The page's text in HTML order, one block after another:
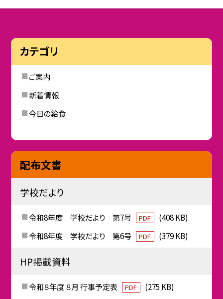
カテゴリ
ご案内
新着情報
今日の給食
配布文書
学校だより
令和8年度 学校だより 第7号 PDF
(408 KB)
令和8年度 学校だより 第6号
PDF (379 KB)
HP掲載資料
令和８年度 ８月 行事予定表 PDF
(275 KB)